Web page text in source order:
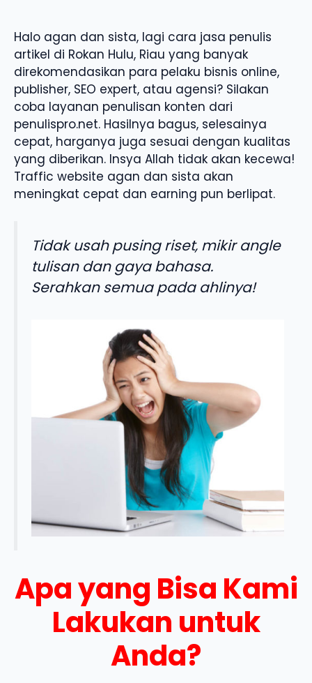
Halo agan dan sista, lagi cara jasa penulis
artikel di Rokan Hulu, Riau yang banyak
direkomendasikan para pelaku bisnis online,
publisher, SEO expert, atau agensi? Silakan
coba layanan penulisan konten dari
penulispro.net. Hasilnya bagus, selesainya
cepat, harganya juga sesuai dengan kualitas
yang diberikan. Insya Allah tidak akan kecewa!
Traffic website agan dan sista akan
meningkat cepat dan earning pun berlipat.
Tidak usah pusing riset, mikir angle
tulisan dan gaya bahasa.
Serahkan semua pada ahlinya!
Apa yang Bisa Kami
Lakukan untuk
Anda?